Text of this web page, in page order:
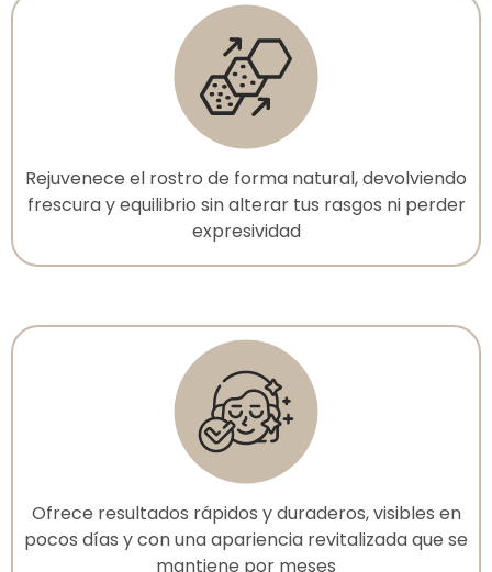
Rejuvenece el rostro de forma natural, devolviendo
frescura y equilibrio sin alterar tus rasgos ni perder
expresividad
Ofrece resultados rápidos y duraderos, visibles en
pocos días y con una apariencia revitalizada que se
mantiene por meses